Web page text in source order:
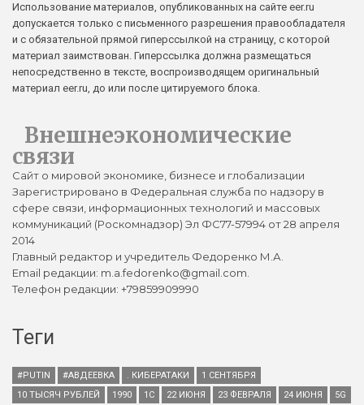
Использование материалов, опубликованных на сайте eer.ru
допускается только с письменного разрешения правообладателя
и с обязательной прямой гиперссылкой на страницу, с которой
материал заимствован. Гиперссылка должна размещаться
непосредственно в тексте, воспроизводящем оригинальный
материал eer.ru, до или после цитируемого блока.
Внешнеэкономические
связи
Сайт о мировой экономике, бизнесе и глобализации
Зарегистрировано в Федеральная служба по надзору в
сфере связи, информационных технологий и массовых
коммуникаций (Роскомнадзор) Эл ФС77-57994 от 28 апреля
2014
Главный редактор и учредитель Федоренко М.А.
Email редакции: m.a.fedorenko@gmail.com.
Телефон редакции: +79859909990
Теги
#PUTIN #АВДЕЕВКА . КИБЕРАТАКИ
1 СЕНТЯБРЯ
10 ТЫСЯЧ РУБЛЕЙ
1990 1С 22 ИЮНЯ 23 ФЕВРАЛЯ 24 ИЮНЯ
5G